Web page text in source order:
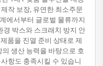
작 보장, 유연한 최소주문
에서부터 글로벌 물류까지
박스와 스크래치 방지 안
품을 진열 준비 상태로 제
생산 능력을 바탕으로 호
항도 충족시킬 수 있습니